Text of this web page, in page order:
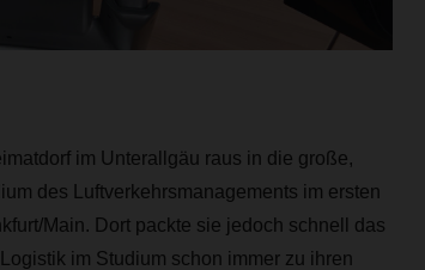
im Unterallgäu raus in die große,
des Luftverkehrsmanagements im ersten
Main. Dort packte sie jedoch schnell das
im Studium schon immer zu ihren